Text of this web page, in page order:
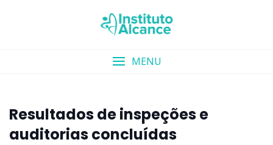
MENU
Resultados de inspeções e
auditorias concluídas